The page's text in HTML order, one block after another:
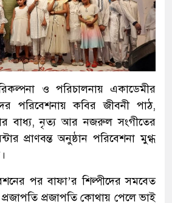
ও পরিচালনায় একাডেমীর
পরিবেশনায় কবির জীবনী পাঠ,
বাধ্য, নৃত্য আর নজরুল সংগীতের
প্রাণবন্ত অনুষ্ঠান পরিবেশনা মুগ্ধ
পর বাফা’র শিল্পীদের সমবেত
প্রজাপতি কোথায় পেলে ভাই